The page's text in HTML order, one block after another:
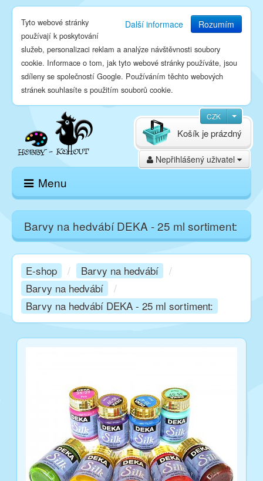
Další informace Rozumím
Tyto webové stránky
používají k poskytování
služeb, personalizaci reklam a analýze návštěvnosti soubory
cookie. Informace o tom, jak tyto webové stránky používáte, jsou
sdíleny se společností Google. Používáním těchto webových
stránek souhlasíte s použitím souborů cookie.
CZK
Nepřihlášený uživatel
Košík je prázdný
Menu
E-shop
Kurzy
Techniky
Facebook
Barvy na hedvábí DEKA - 25 ml sortiment:
E-shop / Barvy na hedvábí
/
Barvy na hedvábí
/
Barvy na hedvábí DEKA - 25 ml sortiment: